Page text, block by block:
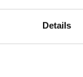
Details